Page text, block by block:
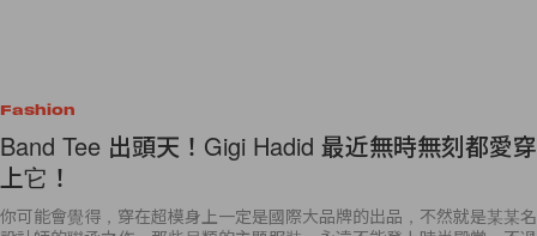
Fashion
Band Tee 出頭天！Gigi Hadid 最近無時無刻都愛穿
上它！
你可能會覺得，穿在超模身上一定是國際大品牌的出品，不然就是某某名